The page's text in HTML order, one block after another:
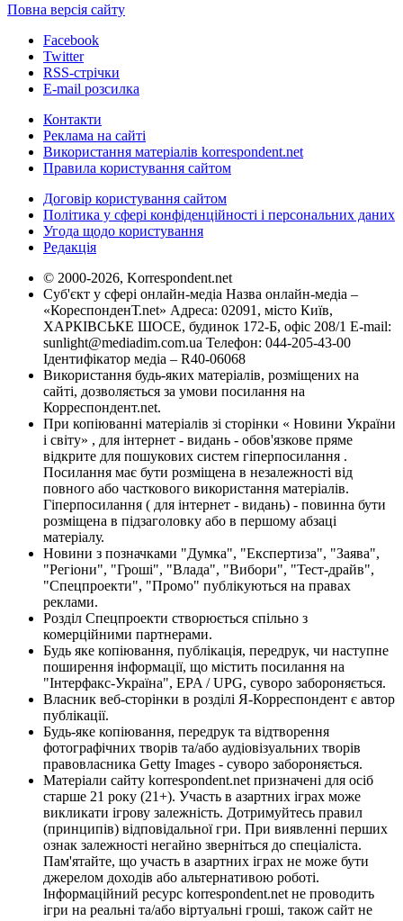
Повна версія сайту
Facebook
Twitter
RSS-стрічки
E-mail розсилка
Контакти
Реклама на сайті
Використання матеріалів korrespondent.net
Правила користування сайтом
Договір користування сайтом
Політика у сфері конфіденційності і персональних даних
Угода щодо користування
Редакція
© 2000-2026, Korrespondent.net
Суб'єкт у сфері онлайн-медіа Назва онлайн-медіа –
«КореспонденТ.net» Адреса: 02091, місто Київ,
ХАРКІВСЬКЕ ШОСЕ, будинок 172-Б, офіс 208/1 E-mail:
sunlight@mediadim.com.ua Телефон: 044-205-43-00
Ідентифікатор медіа – R40-06068
Використання будь-яких матеріалів, розміщених на
сайті, дозволяється за умови посилання на
Корреспондент.net.
При копіюванні матеріалів зі сторінки « Новини України
і світу» , для інтернет - видань - обов'язкове пряме
відкрите для пошукових систем гіперпосилання .
Посилання має бути розміщена в незалежності від
повного або часткового використання матеріалів.
Гіперпосилання ( для інтернет - видань) - повинна бути
розміщена в підзаголовку або в першому абзаці
матеріалу.
Новини з позначками "Думка", "Експертиза", "Заява",
"Регіони", "Гроші", "Влада", "Вибори", "Тест-драйв",
"Спецпроекти", "Промо" публікуються на правах
реклами.
Розділ Спецпроекти створюється спільно з
комерційними партнерами.
Будь яке копіювання, публікація, передрук, чи наступне
поширення інформації, що містить посилання на
"Інтерфакс-Україна", EPA / UPG, суворо забороняється.
Власник веб-сторінки в розділі Я-Корреспондент є автор
публікації.
Будь-яке копіювання, передрук та відтворення
фотографічних творів та/або аудіовізуальних творів
правовласника Getty Images - суворо забороняється.
Матеріали сайту korrespondent.net призначені для осіб
старше 21 року (21+). Участь в азартних іграх може
викликати ігрову залежність. Дотримуйтесь правил
(принципів) відповідальної гри. При виявленні перших
ознак залежності негайно зверніться до спеціаліста.
Пам'ятайте, що участь в азартних іграх не може бути
джерелом доходів або альтернативою роботі.
Інформаційний ресурс korrespondent.net не проводить
ігри на реальні та/або віртуальні гроші, також сайт не